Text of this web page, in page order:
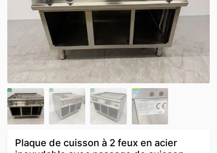
Plaque de cuisson à 2 feux en acier